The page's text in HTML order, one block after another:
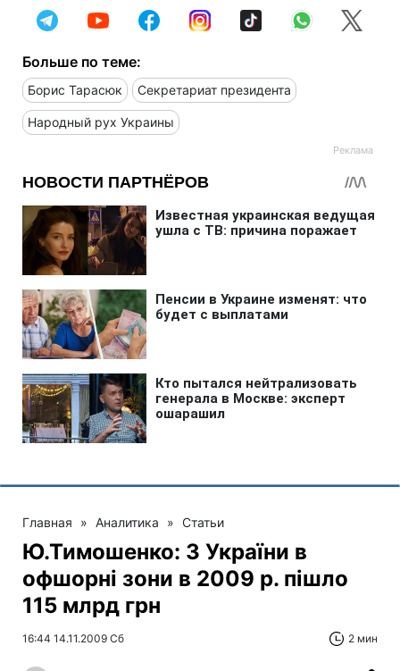
Больше по теме:
Борис Тарасюк Секретариат президента
Народный рух Украины
Главная » Аналитика » Статьи
Ю.Тимошенко: З України в
офшорні зони в 2009 р. пішло
115 млрд грн
16:44 14.11.2009 Сб 2 мин